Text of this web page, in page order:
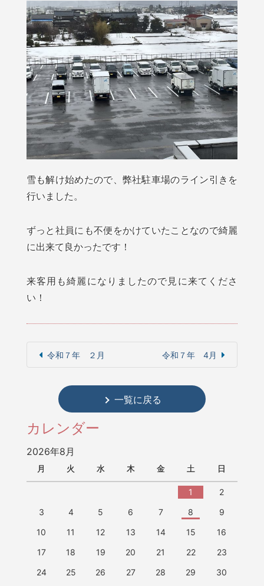
雪も解け始めたので、弊社駐車場のライン引きを
行いました。
ずっと社員にも不便をかけていたことなので綺麗
に出来て良かったです！
来客用も綺麗になりましたので見に来てくださ
い！
令和７年 ２月 令和７年 4月
一覧に戻る
カレンダー
2026年8月
月 火 水 木 金 土 日
1
2
3
4 5 6 7 8
9
10
11 12 13 14 15
16
17
18 19 20 21 22
23
24
25 26 27 28 29
30